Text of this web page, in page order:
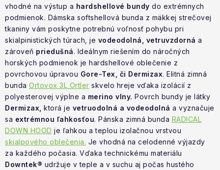
OBLEČENIE
OBUV
DOPLNKY
NAŠE SLUŽBY
VÝPREDAJ
ZNAČKY
vhodné na výstup a hardshellové bundy do extrémnych
podmienok. Dámska softshellová bunda z mäkkej strečovej
tkaniny vám poskytne potrebnú voľnosť pohybu pri
skialpinistických túrach, je vodeodolná, vetruvzdorná a
zároveň priedušná. Ideálnym riešením do náročných
horských podmienok je hardshellové oblečenie z
povrchovou úpravou Gore-Tex, či Dermizax. Elitná zimná
bunda Ortovox 3L Ortler skvelo hreje vďaka izolácií z
polyesterovej výplne a merino vlny. Povrch bundy je látky
Dermizax, ktorá je vetruodolná a vodeodolná a vyznačuje
sa extrémnou ľahkosťou. Pánska zimná bunda RADICAL
DOWN HOOD je ľahkou a teplou izolačnou vrstvou
skialpového oblečenia. Je vhodná na celodenné výjazdy
za každého počasia. Vďaka technickému materiálu
Downtek® udržuje v teple a v suchu aj počas hustého